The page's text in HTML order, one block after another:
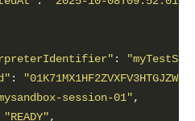
:
:
session-01"
"READY"